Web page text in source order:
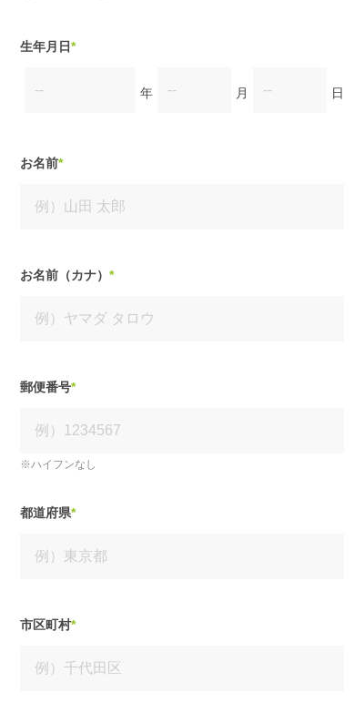
生年月日*
年 月 日
お名前*
お名前（カナ） *
郵便番号*
※ハイフンなし
都道府県*
市区町村*